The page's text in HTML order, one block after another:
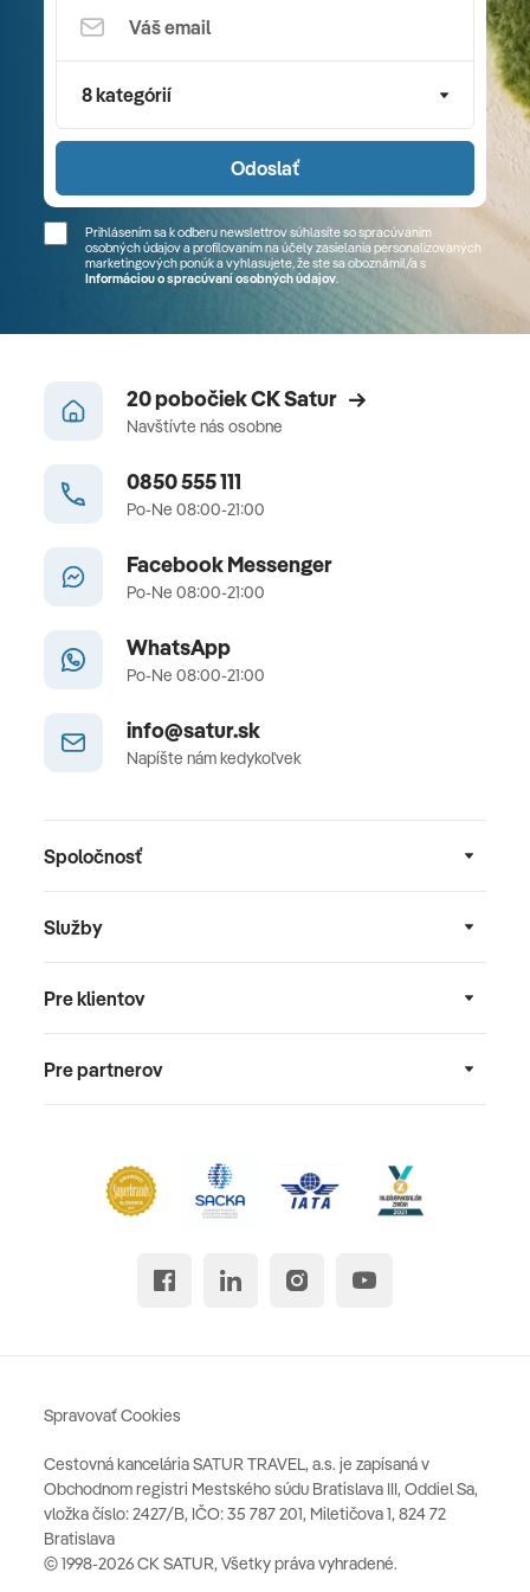
8 kategórií
Odoslať
Prihlásením sa k odberu newslettrov súhlasíte so spracúvaním
osobných údajov a profilovaním na účely zasielania personalizovaných
marketingových ponúk a vyhlasujete, že ste sa oboznámil/a s
Informáciou o spracúvaní osobných údajov.
20 pobočiek CK Satur
Navštívte nás osobne
0850 555 111
Po-Ne 08:00-21:00
Facebook Messenger
Po-Ne 08:00-21:00
WhatsApp
Po-Ne 08:00-21:00
info@satur.sk
Napíšte nám kedykoľvek
Spoločnosť
Služby
Pre klientov
Pre partnerov
Cestovná kancelária SATUR TRAVEL, a.s. je zapísaná v
Obchodnom registri Mestského súdu Bratislava III, Oddiel Sa,
vložka číslo: 2427/B, IČO: 35 787 201, Miletičova 1, 824 72
Bratislava
© 1998-2026 CK SATUR, Všetky práva vyhradené.
Spravovať Cookies